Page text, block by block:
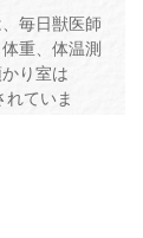
毎日獣医師
重、体温測
り室は
れていま